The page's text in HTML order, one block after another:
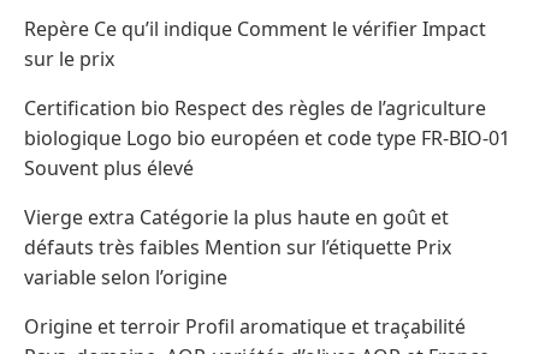
Repère Ce qu’il indique Comment le vérifier Impact
sur le prix
Certification bio Respect des règles de l’agriculture
biologique Logo bio européen et code type FR-BIO-01
Souvent plus élevé
Vierge extra Catégorie la plus haute en goût et
défauts très faibles Mention sur l’étiquette Prix
variable selon l’origine
Origine et terroir Profil aromatique et traçabilité